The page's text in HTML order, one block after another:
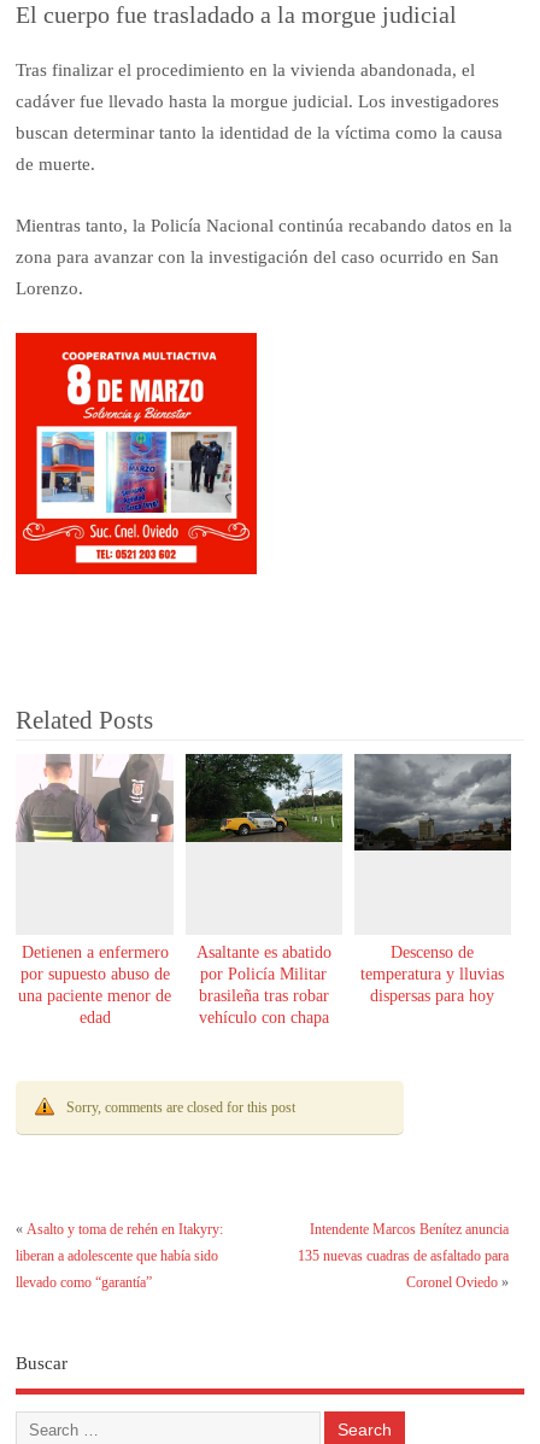
El cuerpo fue trasladado a la morgue judicial
Tras finalizar el procedimiento en la vivienda abandonada, el
cadáver fue llevado hasta la morgue judicial. Los investigadores
buscan determinar tanto la identidad de la víctima como la causa
de muerte.
Mientras tanto, la Policía Nacional continúa recabando datos en la
zona para avanzar con la investigación del caso ocurrido en San
Lorenzo.
Related Posts
Detienen a enfermero
por supuesto abuso de
una paciente menor de
edad
Asaltante es abatido
por Policía Militar
brasileña tras robar
vehículo con chapa
Descenso de
temperatura y lluvias
dispersas para hoy
Sorry, comments are closed for this post
«Asalto y toma de rehén en Itakyry:
liberan a adolescente que había sido
llevado como “garantía”
Intendente Marcos Benítez anuncia
135 nuevas cuadras de asfaltado para
Coronel Oviedo»
Buscar